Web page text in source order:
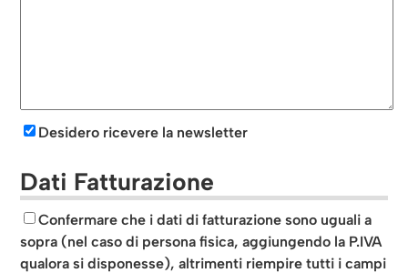
Desidero ricevere la newsletter
Dati Fatturazione
Confermare che i dati di fatturazione sono uguali a
sopra (nel caso di persona fisica, aggiungendo la P.IVA
qualora si disponesse), altrimenti riempire tutti i campi